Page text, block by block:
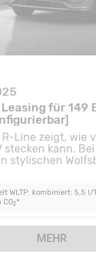
Leasing für 149
R-Line zeigt, wie
stecken kann.
stylischen
WLTP: kombiniert: 5,5 l/
2*
MEHR